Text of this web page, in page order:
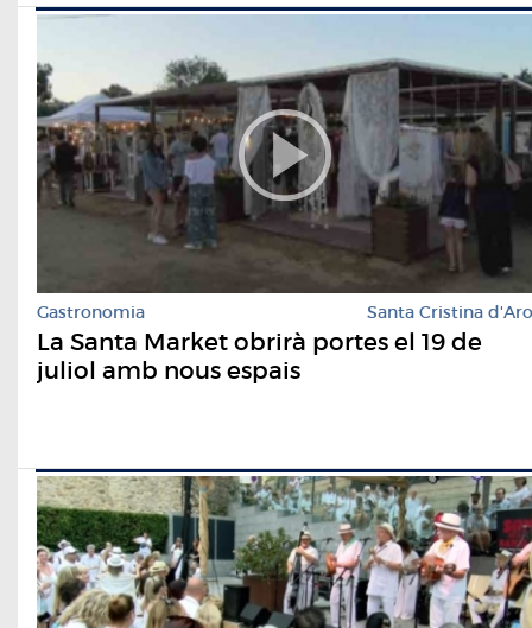
Gastronomia Santa Cristina d'Aro
La Santa Market obrirà portes el 19 de
juliol amb nous espais